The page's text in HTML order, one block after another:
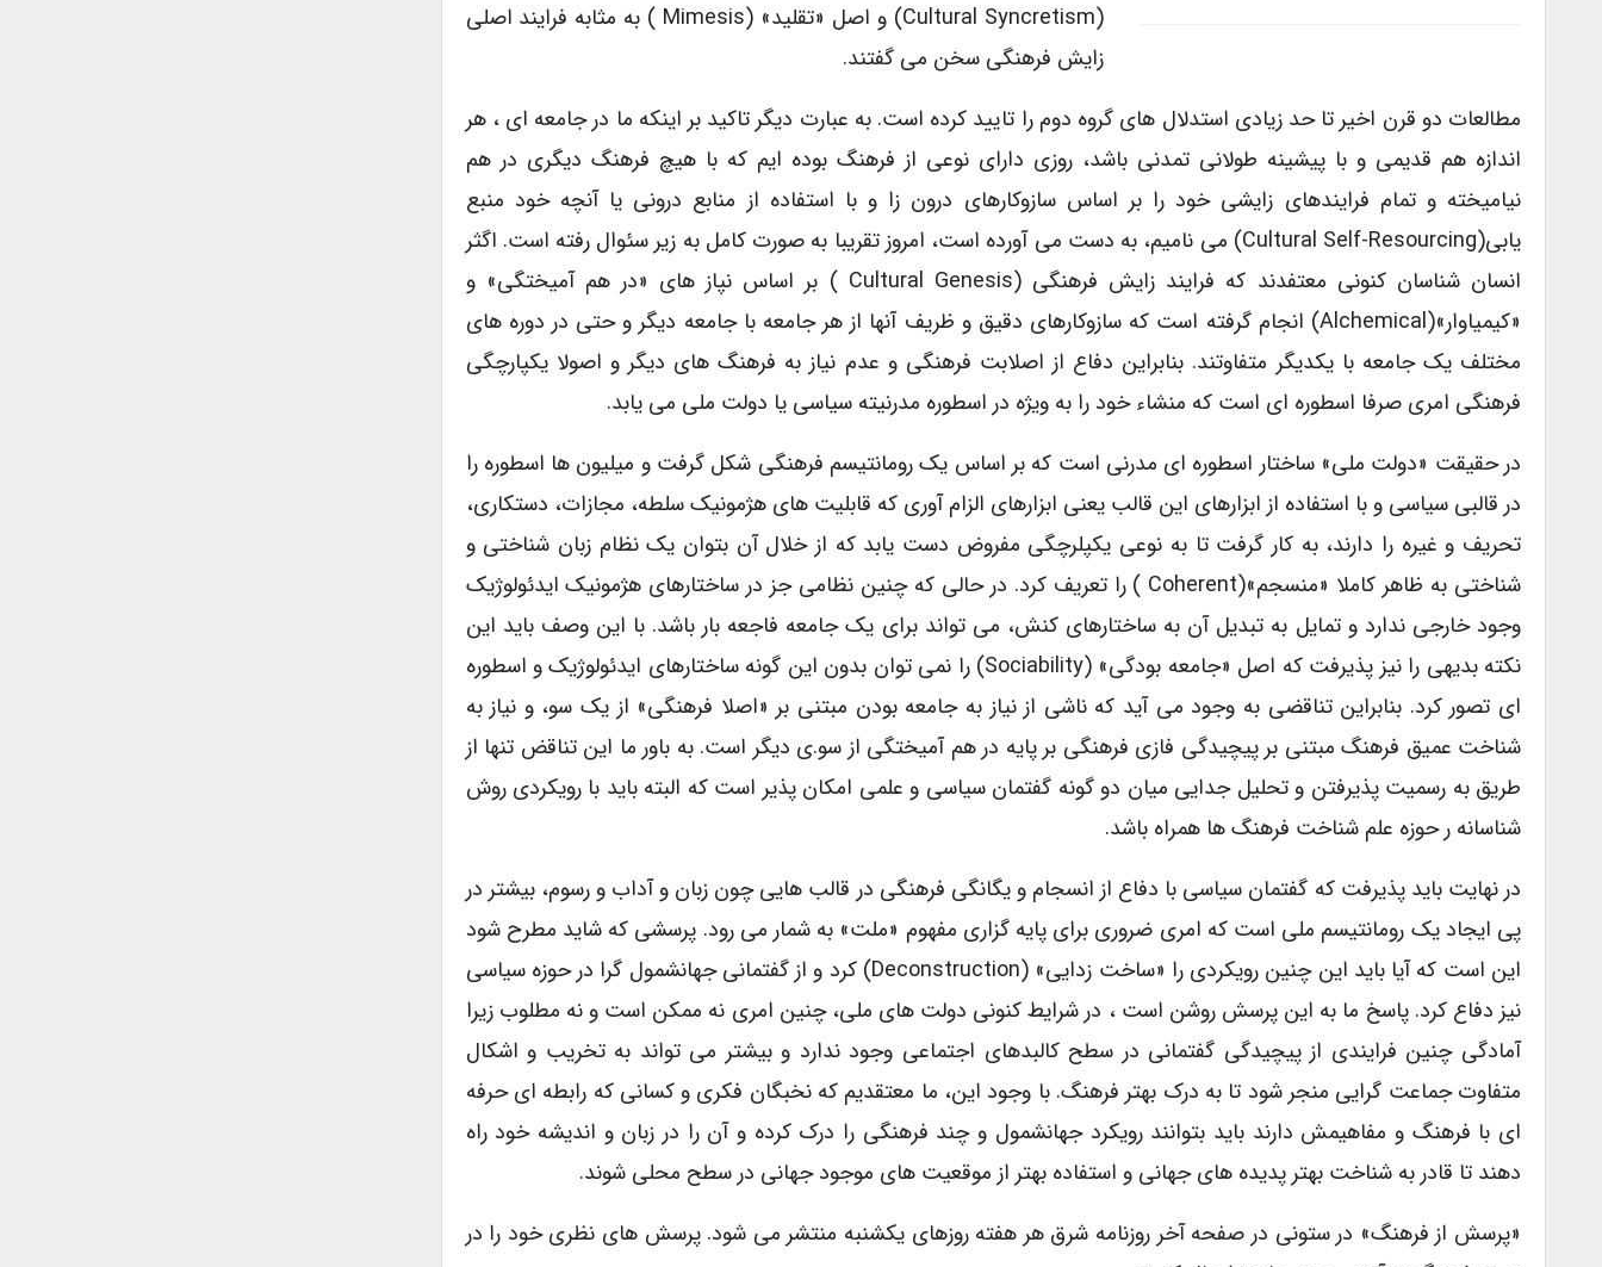
(cultural Syncretism) و اصل «تقلید» (mimesis ) به مثابه فرایند اصلی
زایش فرهنگی سخن می گفتند.
مطالعات دو قرن اخیر تا حد زیادی استدلال های گروه دوم را تایید کرده است. به عبارت دیگر تاکید بر اینکه ما در جامعه ای ، هر
اندازه هم قدیمی و با پیشینه طولانی تمدنی باشد، روزی دارای نوعی از فرهنگ بوده ایم که با هیچ فرهنگ دیگری در هم
نیامیخته و تمام فرایندهای زایشی خود را بر اساس سازوکارهای درون زا و با استفاده از منابع درونی یا آنچه خود منبع
یابی(cultural Self-Resourcing) می نامیم، به دست می آورده است، امروز تقریبا به صورت کامل به زیر سئوال رفته است. اگثر
انسان شناسان کنونی معتفدند که فرایند زایش فرهنگی (cultural Genesis ) بر اساس نپاز های «در هم آمیختگی» و
«کیمیاوار»(alchemical) انجام گرفته است که سازوکارهای دقیق و ظریف آنها از هر جامعه با جامعه دیگر و حتی در دوره های
مختلف یک جامعه با یکدیگر متفاوتند. بنابراین دفاع از اصلابت فرهنگی و عدم نیاز به فرهنگ های دیگر و اصولا یکپارچگی
فرهنگی امری صرفا اسطوره ای است که منشاء خود را به ویژه در اسطوره مدرنیته سیاسی یا دولت ملی می یابد.
در حقیقت «دولت ملی» ساختار اسطوره ای مدرنی است که بر اساس یک رومانتیسم فرهنگی شکل گرفت و میلیون ها اسطوره را
در قالبی سیاسی و با استفاده از ابزارهای این قالب یعنی ابزارهای الزام آوری که قابلیت های هژمونیک سلطه، مجازات، دستکاری،
تحریف و غیره را دارند، به کار گرفت تا به نوعی یکپلرچگی مفروض دست یابد که از خلال آن بتوان یک نظام زبان شناختی و
شناختی به ظاهر کاملا «منسجم»(coherent ) را تعریف کرد. در حالی که چنین نظامی جز در ساختارهای هژمونیک ایدئولوژیک
وجود خارجی ندارد و تمایل به تبدیل آن به ساختارهای کنش، می تواند برای یک جامعه فاجعه بار باشد. با این وصف باید این
نکته بدیهی را نیز پذیرفت که اصل «جامعه بودگی» (sociability) را نمی توان بدون این گونه ساختارهای ایدئولوژیک و اسطوره
ای تصور کرد. بنابراین تناقضی به وجود می آید که ناشی از نیاز به جامعه بودن مبتنی بر «اصلا فرهنگی» از یک سو، و نیاز به
شناخت عمیق فرهنگ مبتنی بر پیچیدگی فازی فرهنگی بر پایه در هم آمیختگی از سو.ی دیگر است. به باور ما این تناقض تنها از
طریق به رسمیت پذیرفتن و تحلیل جدایی میان دو گونه گفتمان سیاسی و علمی امکان پذیر است که البته باید با رویکردی روش
شناسانه ر حوزه علم شناخت فرهنگ ها همراه باشد.
در نهایت باید پذیرفت که گفتمان سیاسی با دفاع از انسجام و یگانگی فرهنگی در قالب هایی چون زبان و آداب و رسوم، بیشتر در
پی ایجاد یک رومانتیسم ملی است که امری ضروری برای پایه گزاری مفهوم «ملت» به شمار می رود. پرسشی که شاید مطرح شود
این است که آیا باید این چنین رویکردی را «ساخت زدایی» (deconstruction) کرد و از گفتمانی جهانشمول گرا در حوزه سیاسی
نیز دفاع کرد. پاسخ ما به این پرسش روشن است ، در شرایط کنونی دولت های ملی، چنین امری نه ممکن است و نه مطلوب زیرا
آمادگی چنین فرایندی از پیچیدگی گفتمانی در سطح کالبدهای اجتماعی وجود ندارد و بیشتر می تواند به تخریب و اشکال
متفاوت جماعت گرایی منجر شود تا به درک بهتر فرهنگ. با وجود این، ما معتقدیم که نخبگان فکری و کسانی که رابطه ای حرفه
ای با فرهنگ و مفاهیمش دارند باید بتوانند رویکرد جهانشمول و چند فرهنگی را درک کرده و آن را در زبان و اندیشه خود راه
دهند تا قادر به شناخت بهتر پدیده های جهانی و استفاده بهتر از موقعیت های موجود جهانی در سطح محلی شوند.
«پرسش از فرهنگ» در ستونی در صفحه آخر روزنامه شرق هر هفته روزهای یکشنبه منتشر می شود. پرسش های نظری خود را در